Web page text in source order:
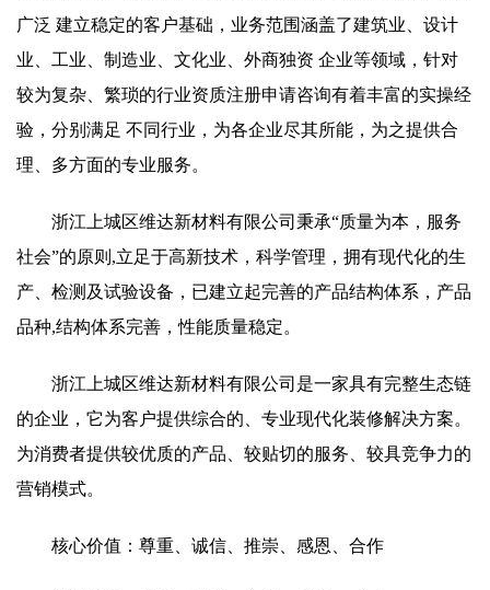
广泛 建立稳定的客户基础，业务范围涵盖了建筑业、设计
业、工业、制造业、文化业、外商独资 企业等领域，针对
较为复杂、繁琐的行业资质注册申请咨询有着丰富的实操经
验，分别满足 不同行业，为各企业尽其所能，为之提供合
理、多方面的专业服务。
浙江上城区维达新材料有限公司秉承“质量为本，服务
社会”的原则,立足于高新技术，科学管理，拥有现代化的生
产、检测及试验设备，已建立起完善的产品结构体系，产品
品种,结构体系完善，性能质量稳定。
浙江上城区维达新材料有限公司是一家具有完整生态链
的企业，它为客户提供综合的、专业现代化装修解决方案。
为消费者提供较优质的产品、较贴切的服务、较具竞争力的
营销模式。
核心价值：尊重、诚信、推崇、感恩、合作